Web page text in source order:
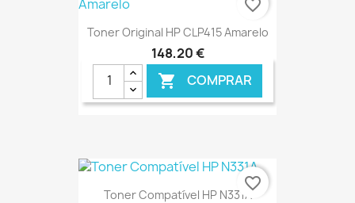
Toner Original HP CLP415 Amarelo
148,20 €
 COMPRAR
€ ONLINE
favorite_border
Toner Compatível HP N331A
favorite_border